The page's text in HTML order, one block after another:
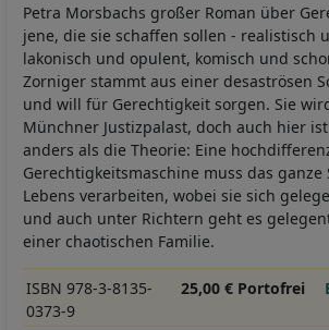
Petra Morsbachs großer Roman über
jene, die sie schaffen sollen - realistisch
lakonisch und opulent, komisch und
Zorniger stammt aus einer desaströsen
und will für Gerechtigkeit sorgen. Sie
Münchner Justizpalast, doch auch hier
anders als die Theorie: Eine
Gerechtigkeitsmaschine muss das ganze
Lebens verarbeiten, wobei sie sich
und auch unter Richtern geht es
einer chaotischen Familie.
ISBN 978-3-8135-
0373-9
25,00 € Portofrei